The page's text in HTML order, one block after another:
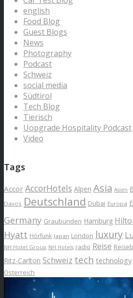
english
Food Blog
Guest Blogs
News
Photography
Podcast
Schweiz
social media
Südtirol
Tech Blog
Tierisch
Uopgrade Hospitality Podcast
Video
Tags
Accor AccorHotels Alpen Asia Asien
Davos Deutschland Dubai Europa
Germany Graubünden Hamburg
Hyatt Hörfunk Japan London luxury
NH Hotel Group NH Hotels radio Reise
Ritz-Carlton Schweiz tech technology
Österreich